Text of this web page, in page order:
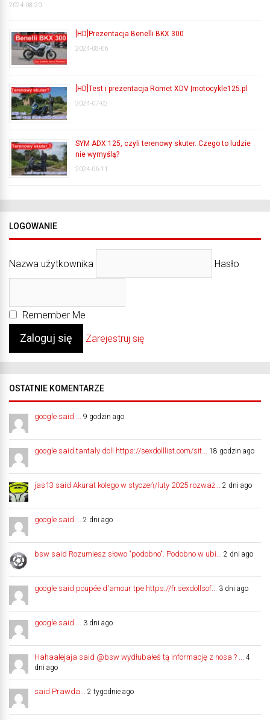
2024-08-20
[HD]Prezentacja Benelli BKX 300
2024-08-06
[HD]Test i prezentacja Romet XDV |motocykle125.pl
2024-07-02
SYM ADX 125, czyli terenowy skuter. Czego to ludzie
nie wymyślą?
2024-06-11
LOGOWANIE
Nazwa użytkownika Hasło
Remember Me
Zarejestruj się
OSTATNIE KOMENTARZE
google said ... 9 godzin ago
google said tantaly doll https://sexdolllist.com/sit... 18 godzin ago
jas13 said Akurat kolego w styczeń/luty 2025 rozważ... 2 dni ago
google said ... 2 dni ago
bsw said Rozumiesz słowo "podobno". Podobno w ubi... 2 dni ago
google said poupée d'amour tpe https://fr.sexdollsof... 3 dni ago
google said ... 3 dni ago
Hahaalejaja said @bsw wydłubałeś tą informację z nosa ? ...
4
dni ago
said Prawda... 2 tygodnie ago